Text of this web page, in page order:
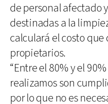
de personal afectado
destinadas a la
calculará el costo
propietarios.
“Entre el 80% y el
realizamos son
por lo que no es